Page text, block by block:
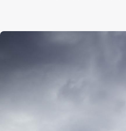
Journalistin Lena, die er jedoch
Sportmuffel Hape beschwerlich,
Pilgerherbergen sagen ihm
doch Lena, Stella und der
Lebenskünstler Americo